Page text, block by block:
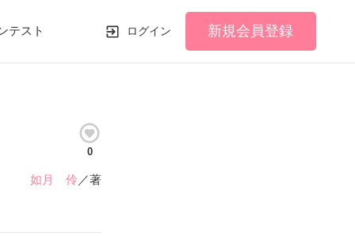
テスト ログイン 新規会員登録
0
如月 伶 ／著